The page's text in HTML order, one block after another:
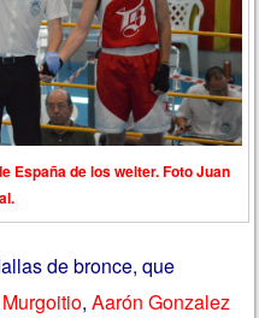
España de los welter. Foto Juan
de bronce, que
,Aarón Gonzalez